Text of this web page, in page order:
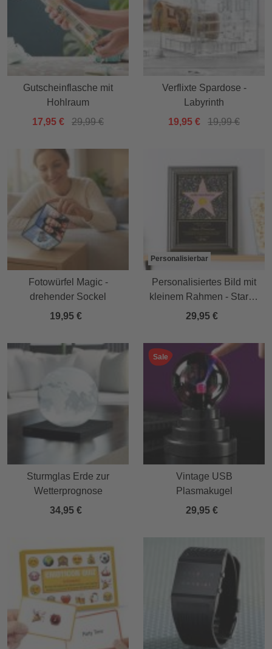
Gutscheinflasche mit
Hohlraum
17,95 €
29,99 €
Verflixte Spardose -
Labyrinth
19,95 €
19,99 €
Fotowürfel Magic -
drehender Sockel
19,95 €
Personalisierbar
Personalisiertes Bild mit
kleinem Rahmen - Star of
Fame
29,95 €
Sturmglas Erde zur
Wetterprognose
34,95 €
Sale
Vintage USB
Plasmakugel
29,95 €